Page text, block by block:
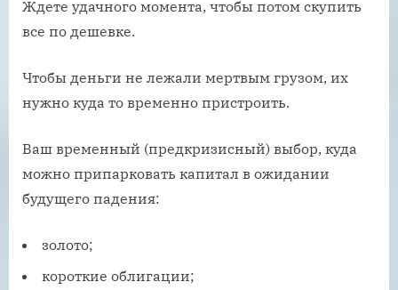
Ждете удачного момента, чтобы потом скупить
все по дешевке.
Чтобы деньги не лежали мертвым грузом, их
нужно куда то временно пристроить.
Ваш временный (предкризисный) выбор, куда
можно припарковать капитал в ожидании
будущего падения:
золото;
короткие облигации;